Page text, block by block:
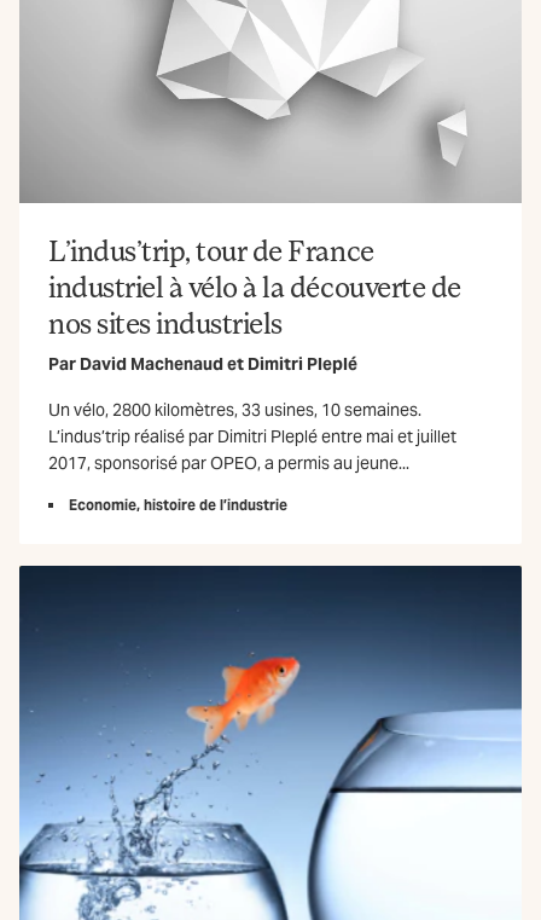
L’indus’trip, tour de France
industriel à vélo à la découverte de
nos sites industriels
Par David Machenaudet Dimitri Pleplé
Un vélo, 2800 kilomètres, 33 usines, 10 semaines.
L’indus’trip réalisé par Dimitri Pleplé entre mai et juillet
2017, sponsorisé par OPEO, a permis au jeune...
Economie, histoire de l’industrie